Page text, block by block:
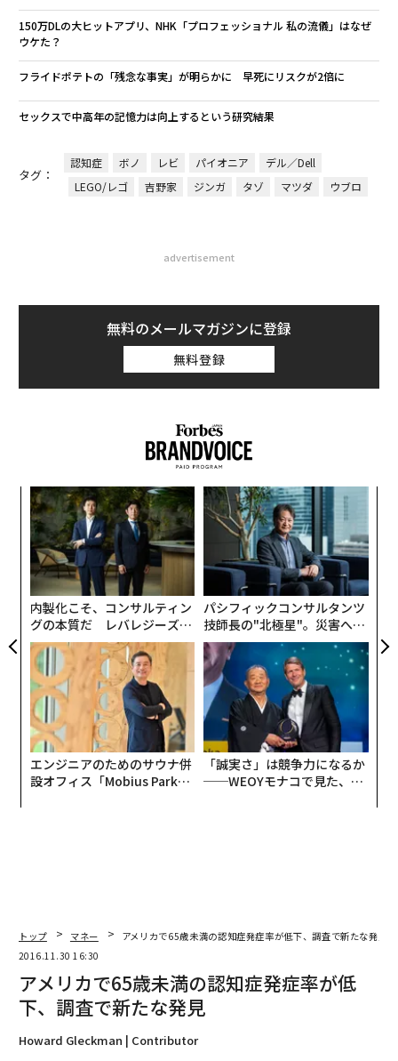
150万DLの大ヒットアプリ、NHK「プロフェッショナル 私の流儀」はなぜ
ウケた？
フライドポテトの「残念な事実」が明らかに 早死にリスクが2倍に
セックスで中高年の記憶力は向上するという研究結果
タグ：
認知症 ボノ レビ パイオニア
デル／Dell
LEGO/レゴ
吉野家 ジンガ タゾ マツダ ウブロ
advertisement
無料のメールマガジンに登録
無料登録
内製化こそ、コンサルティン
グの本質だ レバレジーズが
実践する、次世代ファームの
全貌
パシフィックコンサルタンツ
技師長の"北極星"。災害への
無力感を乗り越え見つけた、
防災一筋20年の答え
エンジニアのためのサウナ併
設オフィス「Mobius Park」
「誠実さ」は競争力になるか
──WEOYモナコで見た、く
トップ マネー
アメリカで65歳未満の認知症発症率が低下、調査で新たな発見
2016.11.30 16:30
アメリカで65歳未満の認知症発症率が低
下、調査で新たな発見
Howard Gleckman | Contributor